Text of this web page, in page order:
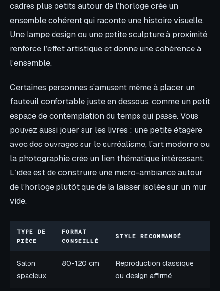
cadres plus petits autour de l’horloge crée un
ensemble cohérent qui raconte une histoire visuelle.
Une lampe design ou une petite sculpture à proximité
renforce l’effet artistique et donne une cohérence à
l’ensemble.
Certaines personnes s’amusent même à placer un
fauteuil confortable juste en dessous, comme un petit
espace de contemplation du temps qui passe. Vous
pouvez aussi jouer sur les livres : une petite étagère
avec des ouvrages sur le surréalisme, l’art moderne ou
la photographie crée un lien thématique intéressant.
L’idée est de construire une micro-ambiance autour
de l’horloge plutôt que de la laisser isolée sur un mur
vide.
TYPE DE
PIÈCE
FORMAT
CONSEILLÉ
STYLE RECOMMANDÉ
Salon
spacieux
80-120 cm
Reproduction classique
ou design affirmé